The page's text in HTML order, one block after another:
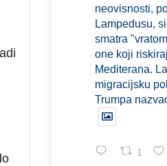
neovisnosti,
Lampedusu,
smatra
one koji
Mediterana.
migracijsku
Trumpa
1